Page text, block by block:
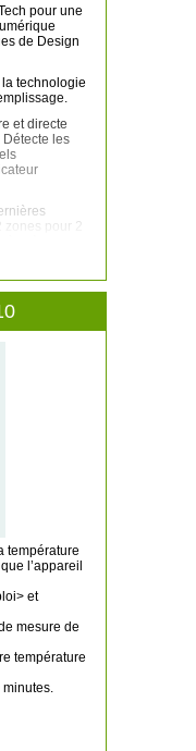
pour une
de Design
technologie
et directe
les
zones pour 2
en
votre
Pic
mesures de
de
ou
simple et mis
avec
tout lieu.
de
température
l’appareil
et
mesure de
température
minutes.